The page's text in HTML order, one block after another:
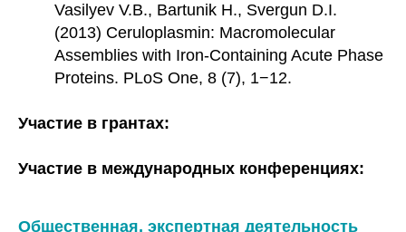
Vasilyev V.B., Bartunik H., Svergun D.I.
(2013) Ceruloplasmin: Macromolecular
Assemblies with Iron-Containing Acute Phase
Proteins. PLoS One, 8 (7), 1−12.
Участие в грантах:
Участие в международных конференциях:
Общественная, экспертная деятельность